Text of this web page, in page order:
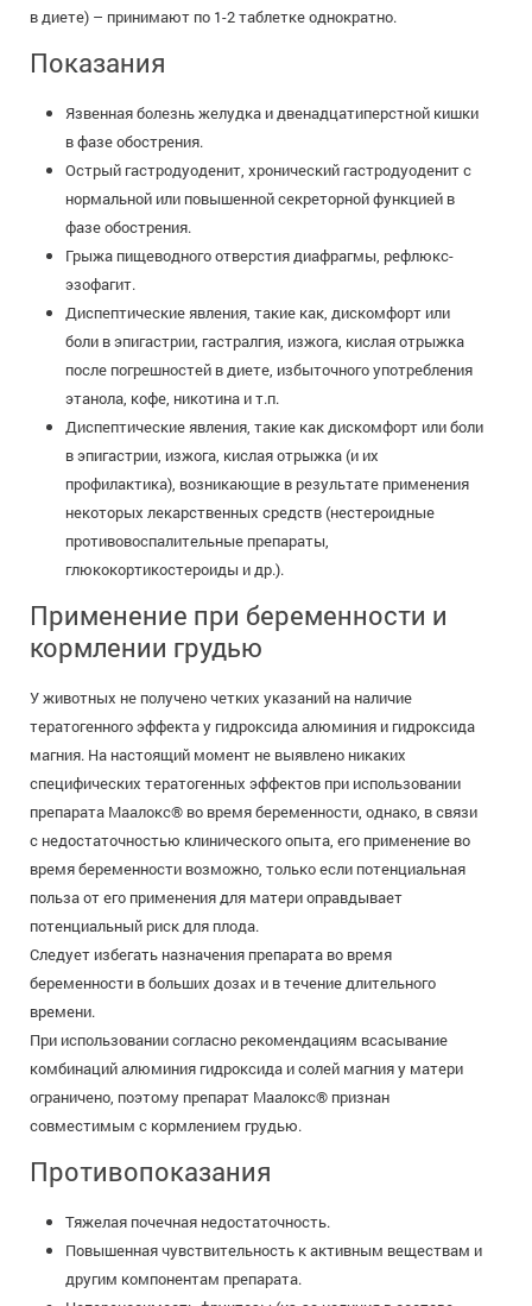
в диете) – принимают по 1-2 таблетке однократно.
Показания
Язвенная болезнь желудка и двенадцатиперстной кишки
в фазе обострения.
Острый гастродуоденит, хронический гастродуоденит с
нормальной или повышенной секреторной функцией в
фазе обострения.
Грыжа пищеводного отверстия диафрагмы, рефлюкс-
эзофагит.
Диспептические явления, такие как, дискомфорт или
боли в эпигастрии, гастралгия, изжога, кислая отрыжка
после погрешностей в диете, избыточного употребления
этанола, кофе, никотина и т.п.
Диспептические явления, такие как дискомфорт или боли
в эпигастрии, изжога, кислая отрыжка (и их
профилактика), возникающие в результате применения
некоторых лекарственных средств (нестероидные
противовоспалительные препараты,
глюкокортикостероиды и др.).
Применение при беременности и
кормлении грудью
У животных не получено четких указаний на наличие
тератогенного эффекта у гидроксида алюминия и гидроксида
магния. На настоящий момент не выявлено никаких
специфических тератогенных эффектов при использовании
препарата Маалокс® во время беременности, однако, в связи
с недостаточностью клинического опыта, его применение во
время беременности возможно, только если потенциальная
польза от его применения для матери оправдывает
потенциальный риск для плода.
Следует избегать назначения препарата во время
беременности в больших дозах и в течение длительного
времени.
При использовании согласно рекомендациям всасывание
комбинаций алюминия гидроксида и солей магния у матери
ограничено, поэтому препарат Маалокс® признан
совместимым с кормлением грудью.
Противопоказания
Тяжелая почечная недостаточность.
Повышенная чувствительность к активным веществам и
другим компонентам препарата.